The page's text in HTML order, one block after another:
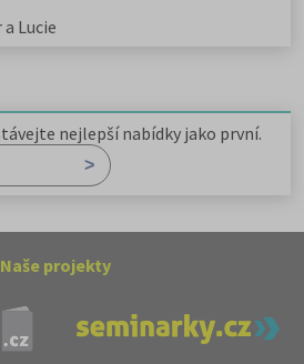
Lucie
nejlepší nabídky jako první.
Naše projekty